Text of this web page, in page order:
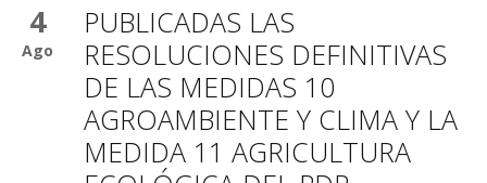
4
Ago
PUBLICADAS LAS
RESOLUCIONES DEFINITIVAS
DE LAS MEDIDAS 10
AGROAMBIENTE Y CLIMA Y LA
MEDIDA 11 AGRICULTURA